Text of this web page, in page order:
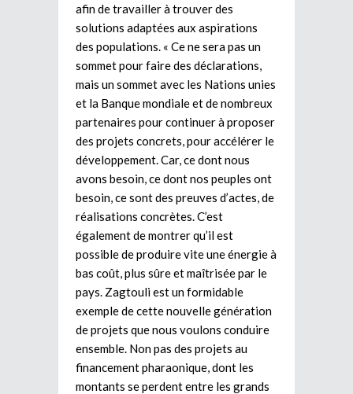
afin de travailler à trouver des
solutions adaptées aux aspirations
des populations. « Ce ne sera pas un
sommet pour faire des déclarations,
mais un sommet avec les Nations unies
et la Banque mondiale et de nombreux
partenaires pour continuer à proposer
des projets concrets, pour accélérer le
développement. Car, ce dont nous
avons besoin, ce dont nos peuples ont
besoin, ce sont des preuves d’actes, de
réalisations concrètes. C’est
également de montrer qu’il est
possible de produire vite une énergie à
bas coût, plus sûre et maîtrisée par le
pays. Zagtouli est un formidable
exemple de cette nouvelle génération
de projets que nous voulons conduire
ensemble. Non pas des projets au
financement pharaonique, dont les
montants se perdent entre les grands